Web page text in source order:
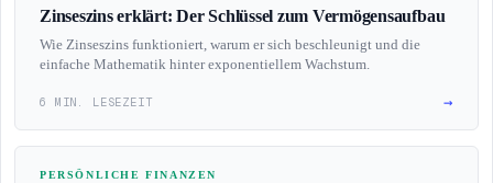
Zinseszins erklärt: Der Schlüssel zum Vermögensaufbau
Wie Zinseszins funktioniert, warum er sich beschleunigt und die
einfache Mathematik hinter exponentiellem Wachstum.
6 MIN. LESEZEIT →
PERSÖNLICHE FINANZEN